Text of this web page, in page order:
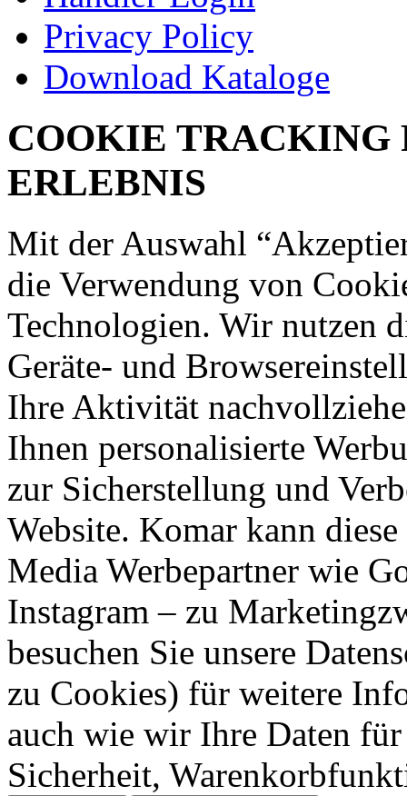
Privacy Policy
Download Kataloge
COOKIE TRACKING
ERLEBNIS
Mit der Auswahl
die Verwendung von
Technologien. Wir nutzen
Geräte- und
Ihre Aktivität
Ihnen personalisierte
zur Sicherstellung und
Website. Komar kann
Media Werbepartner wie
Instagram – zu
besuchen Sie unsere
zu Cookies) für weitere
auch wie wir Ihre Daten
Sicherheit,